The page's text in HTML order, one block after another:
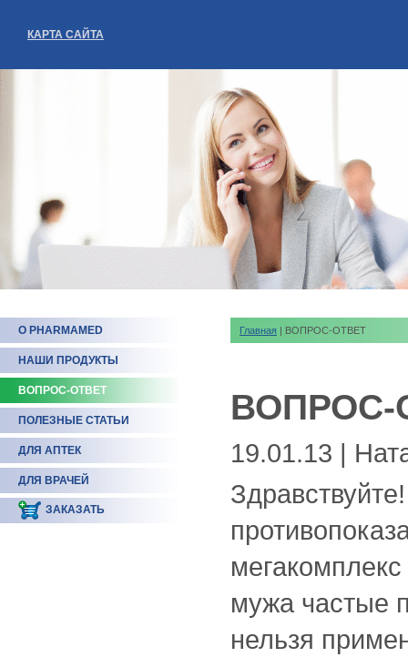
КАРТА САЙТА
О PHARMAMED
НАШИ ПРОДУКТЫ
ВОПРОС-ОТВЕТ
ПОЛЕЗНЫЕ СТАТЬИ
ДЛЯ АПТЕК
ДЛЯ ВРАЧЕЙ
ЗАКАЗАТЬ
Главная | ВОПРОС-ОТВЕТ
ВОПРОС-
19.01.13 |
мужа частые
нельзя